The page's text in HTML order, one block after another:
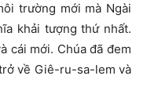
trường mới mà Ngài
khải tượng thứ nhất.
cái mới. Chúa đã đem
về Giê-ru-sa-lem và